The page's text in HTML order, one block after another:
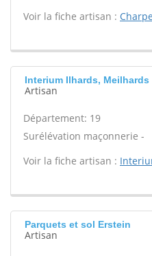
Voir la fiche artisan :
Interium Ilhards, Meilhards
Artisan
Département: 19
Surélévation maçonnerie -
Voir la fiche artisan :
Parquets et sol Erstein
Artisan